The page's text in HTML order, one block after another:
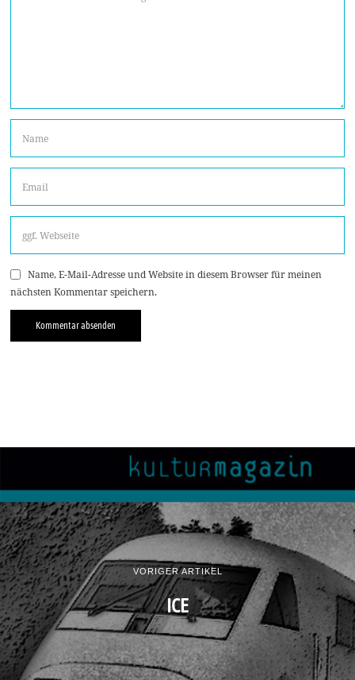
Name, E-Mail-Adresse und Website in diesem Browser für meinen
nächsten Kommentar speichern.
VORIGER ARTIKEL
ICE